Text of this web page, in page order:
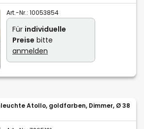
Art.-Nr.: 10053854
Für individuelle
Preise bitte
anmelden
Atollo, goldfarben, Dimmer, Ø 38